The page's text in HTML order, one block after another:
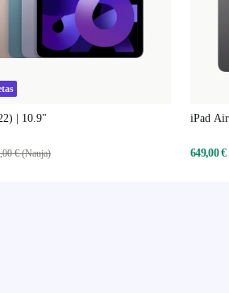
| 10.9"
€ (Nauja)
iPad
649,00 €